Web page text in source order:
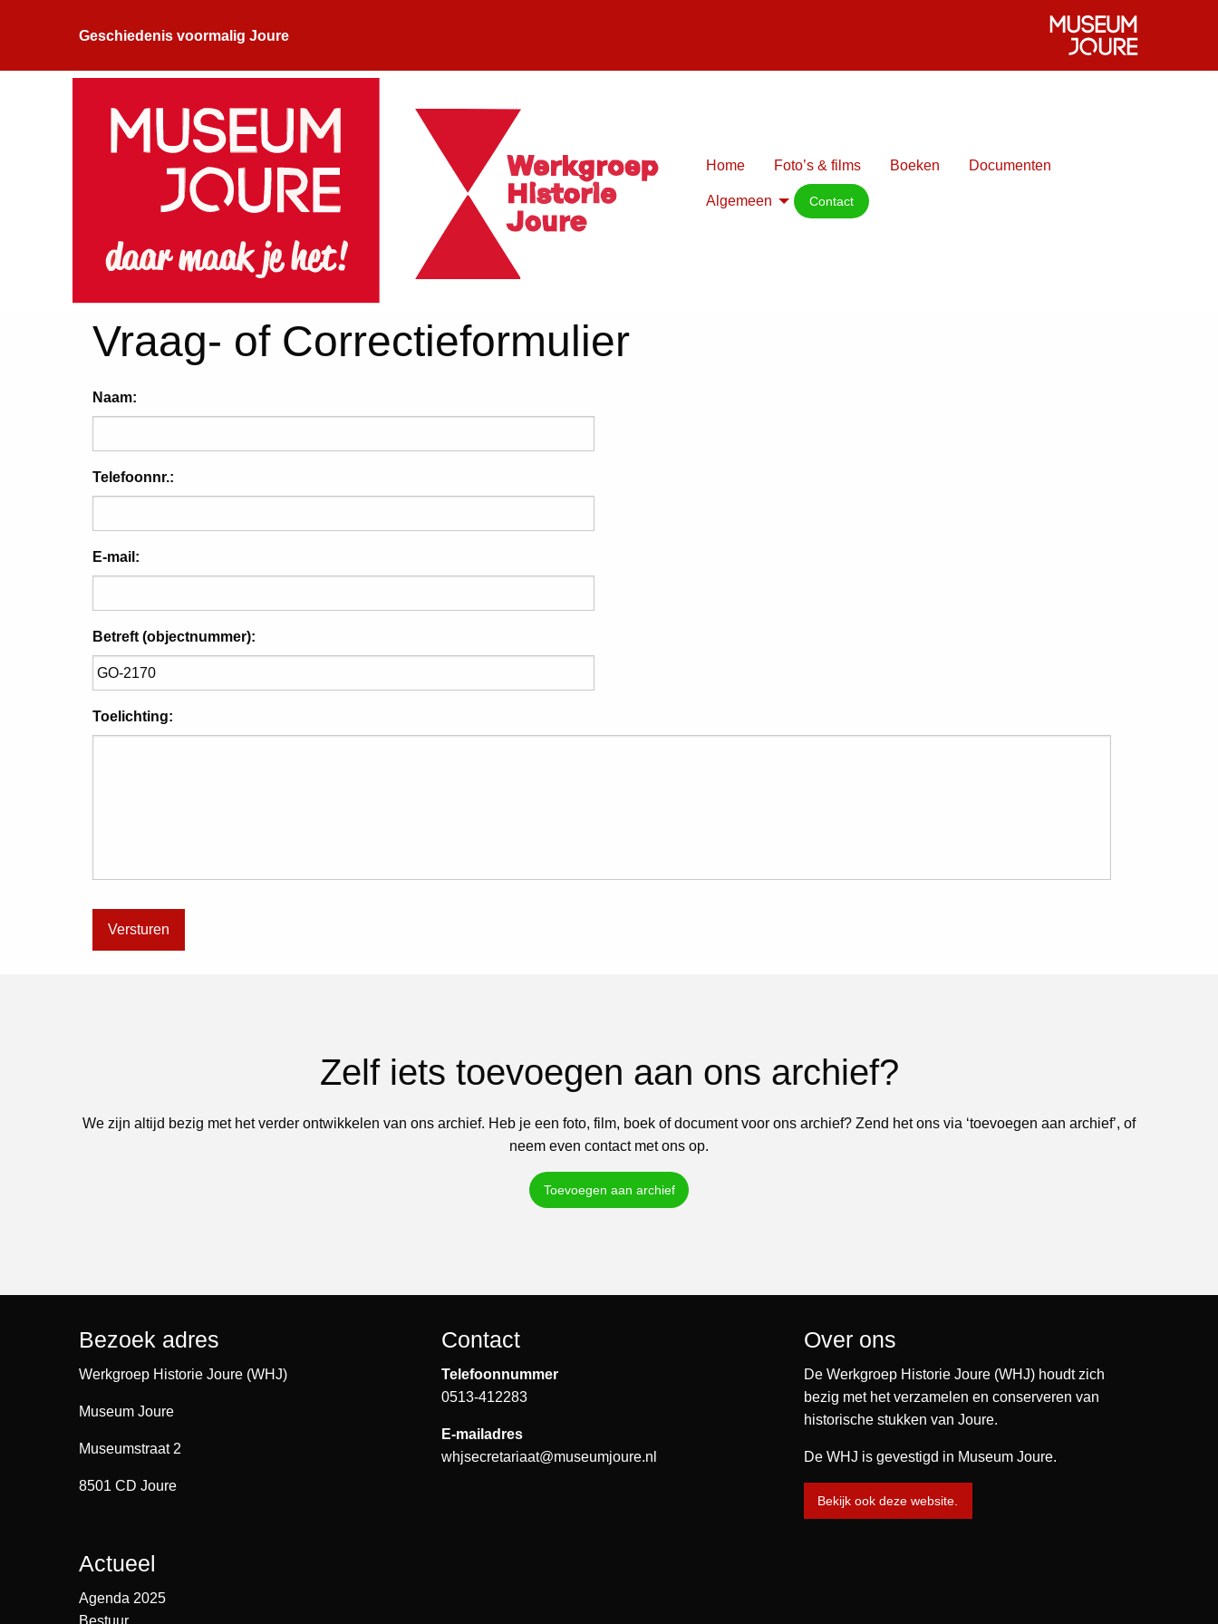
Geschiedenis voormalig Joure
Home Foto’s & films Boeken Documenten
Algemeen Contact
Vraag- of Correctieformulier
Naam:
Telefoonnr.:
E-mail:
Betreft (objectnummer):
Toelichting:
Zelf iets toevoegen aan ons archief?
We zijn altijd bezig met het verder ontwikkelen van ons archief. Heb je een foto, film, boek of document voor ons archief? Zend het ons via ‘toevoegen aan archief’, of
neem even contact met ons op.
Toevoegen aan archief
Bezoek adres
Werkgroep Historie Joure (WHJ)
Museum Joure
Museumstraat 2
8501 CD Joure
Contact
Telefoonnummer
0513-412283
E-mailadres
whjsecretariaat@museumjoure.nl
Over ons
De Werkgroep Historie Joure (WHJ) houdt zich
bezig met het verzamelen en conserveren van
historische stukken van Joure.
De WHJ is gevestigd in Museum Joure.
Bekijk ook deze website.
Actueel
Agenda 2025